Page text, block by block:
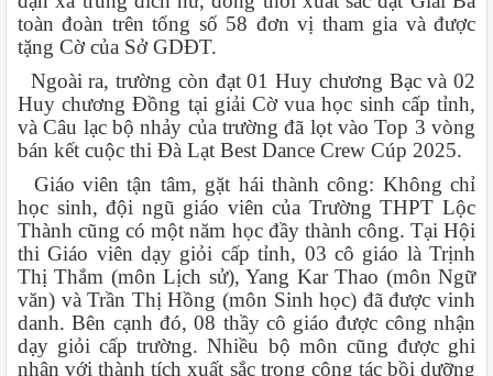
toàn đoàn trên tổng số 58 đơn vị tham gia và được
tặng Cờ của Sở GDĐT.
Ngoài ra, trường còn đạt 01 Huy chương Bạc và 02
Huy chương Đồng tại giải Cờ vua học sinh cấp tỉnh,
và Câu lạc bộ nhảy của trường đã lọt vào Top 3 vòng
bán kết cuộc thi Đà Lạt Best Dance Crew Cúp 2025.
Giáo viên tận tâm, gặt hái thành công: Không chỉ
học sinh, đội ngũ giáo viên của Trường THPT Lộc
Thành cũng có một năm học đầy thành công. Tại Hội
thi Giáo viên dạy giỏi cấp tỉnh, 03 cô giáo là Trịnh
Thị Thắm (môn Lịch sử), Yang Kar Thao (môn Ngữ
văn) và Trần Thị Hồng (môn Sinh học) đã được vinh
danh. Bên cạnh đó, 08 thầy cô giáo được công nhận
dạy giỏi cấp trường. Nhiều bộ môn cũng được ghi
nhận với thành tích xuất sắc trong công tác bồi dưỡng